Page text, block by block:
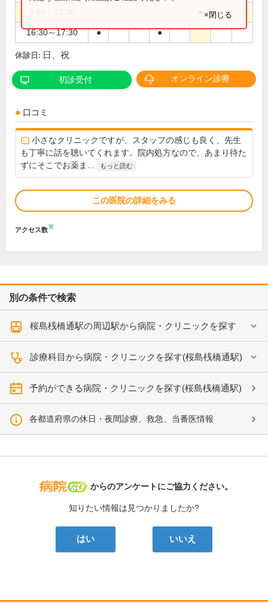
16:30～17:30 ● ●
×閉じる
休診日: 日、祝
初診受付 オンライン診療
口コミ
小さなクリニックですが、スタッフの感じも良く、先生
も丁寧に話を聴いてくれます。院内処方なので、あまり待た
ずにそこでお薬ま...
もっと読む
この医院の詳細をみる
アクセス数※
別の条件で検索
桜島桟橋通駅の周辺駅から病院・クリニックを探す
診療科目から病院・クリニックを探す(桜島桟橋通駅)
予約ができる病院・クリニックを探す(桜島桟橋通駅)
各都道府県の休日・夜間診療、救急、当番医情報
病院なび
からのアンケートにご協力ください。
知りたい情報は見つかりましたか?
はい いいえ